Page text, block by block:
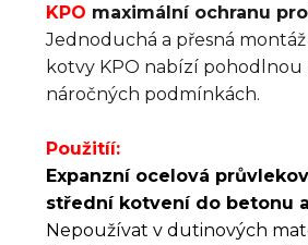
KPO maximální ochranu
Jednoduchá a přesná
kotvy KPO nabízí pohodlnou
náročných podmínkách.
Použitíí:
Expanzní ocelová
střední kotvení do betonu
Nepoužívat v dutinových